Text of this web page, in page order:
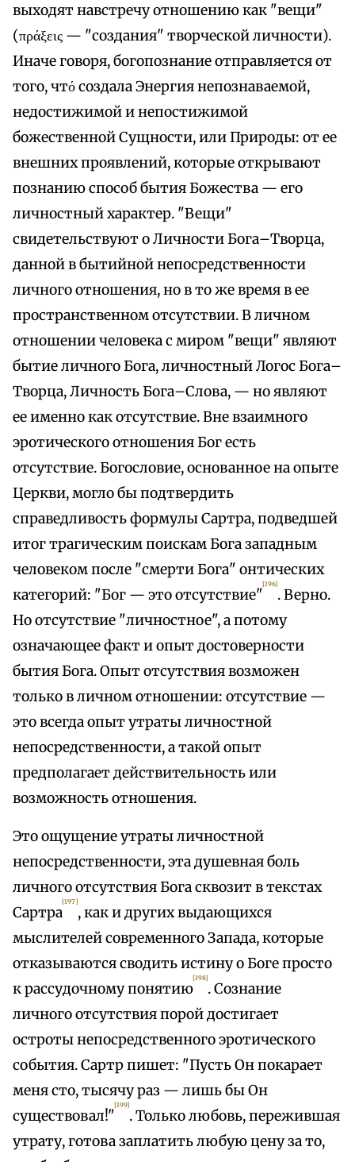
выходят навстречу отношению как "вещи"
(πράξεις — "создания" творческой личности).
Иначе говоря, богопознание отправляется от
того, чтό создала Энергия непознаваемой,
недостижимой и непостижимой
божественной Сущности, или Природы: от ее
внешних проявлений, которые открывают
познанию способ бытия Божества — его
личностный характер. "Вещи"
свидетельствуют о Личности Бога–Творца,
данной в бытийной непосредственности
личного отношения, но в то же время в ее
пространственном отсутствии. В личном
отношении человека с миром "вещи" являют
бытие личного Бога, личностный Логос Бога–
Творца, Личность Бога–Слова, — но являют
ее именно как отсутствие. Вне взаимного
эротического отношения Бог есть
отсутствие. Богословие, основанное на опыте
Церкви, могло бы подтвердить
справедливость формулы Сартра, подведшей
итог трагическим поискам Бога западным
человеком после "смерти Бога" онтических
категорий: "Бог — это отсутствие"
[196]
. Верно.
Но отсутствие "личностное", а потому
означающее факт и опыт достоверности
бытия Бога. Опыт отсутствия возможен
только в личном отношении: отсутствие —
это всегда опыт утраты личностной
непосредственности, а такой опыт
предполагает действительность или
возможность отношения.
Это ощущение утраты личностной
непосредственности, эта душевная боль
личного отсутствия Бога сквозит в текстах
Сартра
[197]
, как и других выдающихся
мыслителей современного Запада, которые
отказываются сводить истину о Боге просто
к рассудочному понятию
[198]
. Сознание
личного отсутствия порой достигает
остроты непосредственного эротического
события. Сартр пишет: "Пусть Он покарает
меня сто, тысячу раз — лишь бы Он
существовал!"
[199]
. Только любовь, пережившая
утрату, готова заплатить любую цену за то,